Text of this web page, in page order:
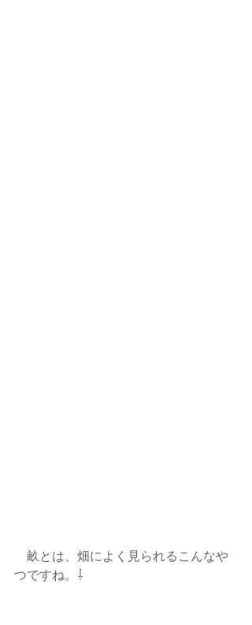
畝とは、畑によく見られるこんなや
つですね。⇩